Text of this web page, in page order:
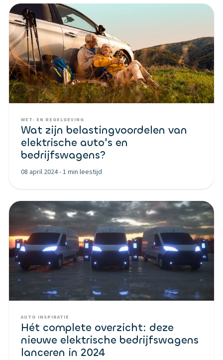
WET- EN REGELGEVING
Wat zijn belastingvoordelen van
elektrische auto's en
bedrijfswagens?
08 april 2024-1 min leestijd
AUTO INSPIRATIE
Hét complete overzicht: deze
nieuwe elektrische bedrijfswagens
lanceren in 2024